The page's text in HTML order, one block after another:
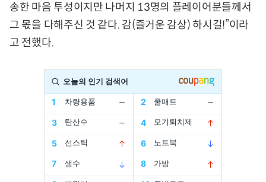
송한 마음 투성이지만 나머지 13명의 플레이어분들께서
그 몫을 다해주신 것 같다. 감(즐거운 감상) 하시길!”이라
고 전했다.